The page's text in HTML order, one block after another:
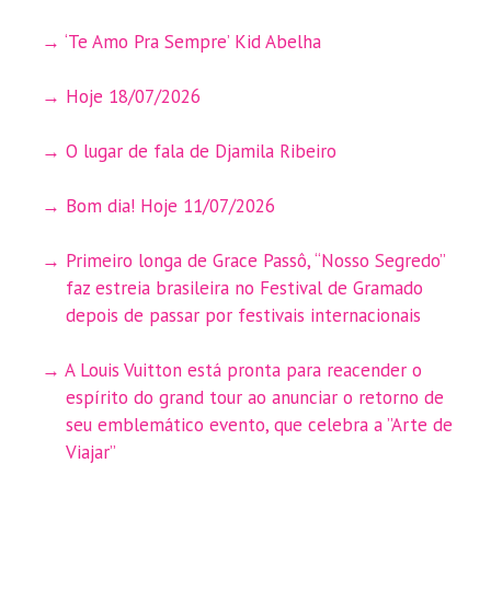
‘Te Amo Pra Sempre’ Kid Abelha
Hoje 18/07/2026
O lugar de fala de Djamila Ribeiro
Bom dia! Hoje 11/07/2026
Primeiro longa de Grace Passô, “Nosso Segredo”
faz estreia brasileira no Festival de Gramado
depois de passar por festivais internacionais
A Louis Vuitton está pronta para reacender o
espírito do grand tour ao anunciar o retorno de
seu emblemático evento, que celebra a ”Arte de
Viajar”